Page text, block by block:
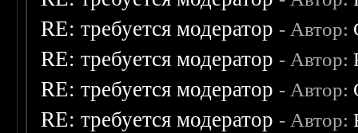
RE: требуется модератор - Автор:
RE: требуется модератор - Автор:
RE: требуется модератор - Автор:
RE: требуется модератор - Автор: